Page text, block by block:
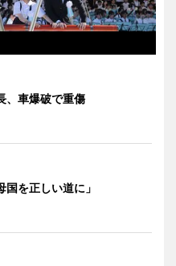
、車爆破で重傷
を正しい道に」